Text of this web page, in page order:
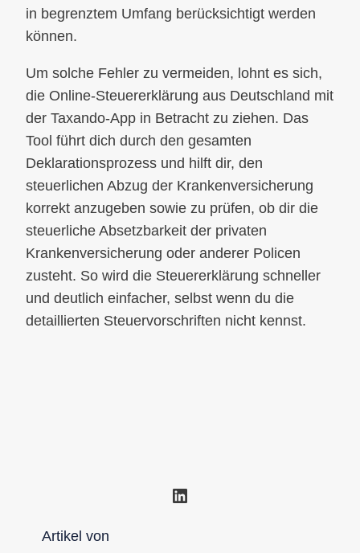
in begrenztem Umfang berücksichtigt werden
können.
Um solche Fehler zu vermeiden, lohnt es sich,
die Online-Steuererklärung aus Deutschland mit
der Taxando-App in Betracht zu ziehen. Das
Tool führt dich durch den gesamten
Deklarationsprozess und hilft dir, den
steuerlichen Abzug der Krankenversicherung
korrekt anzugeben sowie zu prüfen, ob dir die
steuerliche Absetzbarkeit der privaten
Krankenversicherung oder anderer Policen
zusteht. So wird die Steuererklärung schneller
und deutlich einfacher, selbst wenn du die
detaillierten Steuervorschriften nicht kennst.
LinkedIn
Artikel von